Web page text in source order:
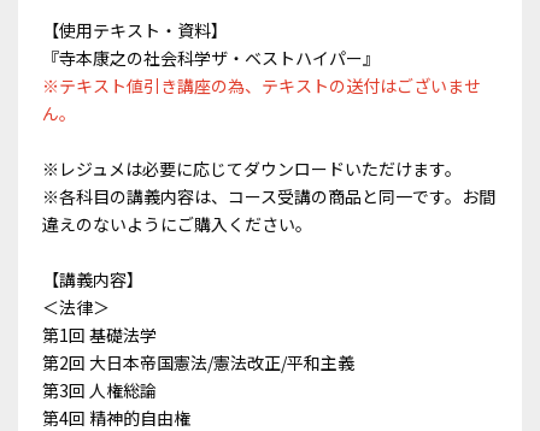
【使用テキスト・資料】
『寺本康之の社会科学ザ・ベストハイパー』
※テキスト値引き講座の為、テキストの送付はございませ
ん。
※レジュメは必要に応じてダウンロードいただけます。
※各科目の講義内容は、コース受講の商品と同一です。お間
違えのないようにご購入ください。
【講義内容】
＜法律＞
第1回 基礎法学
第2回 大日本帝国憲法/憲法改正/平和主義
第3回 人権総論
第4回 精神的自由権